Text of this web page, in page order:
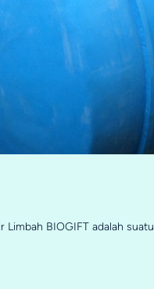
Limbah BIOGIFT adalah